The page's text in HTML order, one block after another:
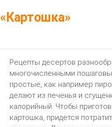
Рецепты десертов
многочисленными
простые, как например
делают из печенья и
калорийный. Чтобы
картошка, придется